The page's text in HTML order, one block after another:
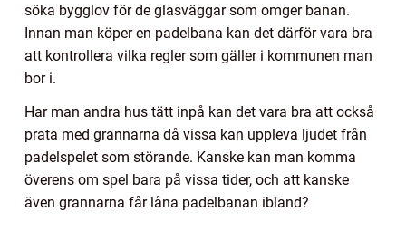
söka bygglov för de glasväggar som omger banan.
Innan man köper en padelbana kan det därför vara bra
att kontrollera vilka regler som gäller i kommunen man
bor i.
Har man andra hus tätt inpå kan det vara bra att också
prata med grannarna då vissa kan uppleva ljudet från
padelspelet som störande. Kanske kan man komma
överens om spel bara på vissa tider, och att kanske
även grannarna får låna padelbanan ibland?